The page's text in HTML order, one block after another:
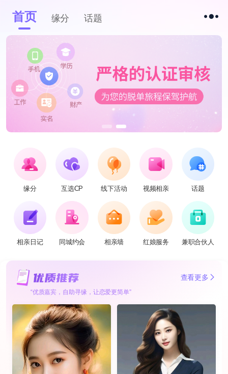
首页 缘分 话题
缘分 互选CP 线下活动 视频相亲 话题
相亲日记 同城约会 相亲墙 红娘服务 兼职合伙人
查看更多
“优质嘉宾，自助寻缘，让恋爱更简单”